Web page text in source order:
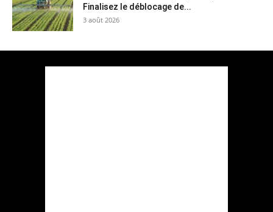
Finalisez le déblocage de...
3 août 2026